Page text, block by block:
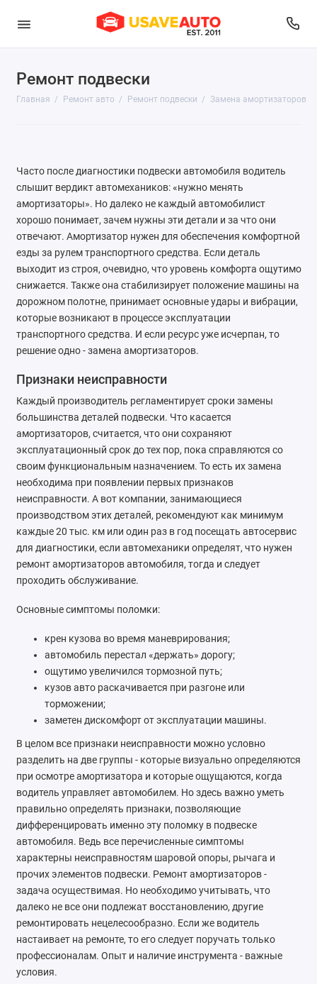
Ремонт подвески
Главная Ремонт авто Ремонт подвески Замена амортизаторов
Диагностика
Ремонт двигателя
Ремонт и обслуживание топливной системы
Ремонт подвески
Ремонт рулевого управления
Ремонт системы охлаждения и отопления
Ремонт тормозной системы
Ремонт электрооборудования
Часто после диагностики подвески автомобиля водитель
слышит вердикт автомехаников: «нужно менять
амортизаторы». Но далеко не каждый автомобилист
хорошо понимает, зачем нужны эти детали и за что они
отвечают. Амортизатор нужен для обеспечения комфортной
езды за рулем транспортного средства. Если деталь
выходит из строя, очевидно, что уровень комфорта ощутимо
снижается. Также она стабилизирует положение машины на
дорожном полотне, принимает основные удары и вибрации,
которые возникают в процессе эксплуатации
транспортного средства. И если ресурс уже исчерпан, то
решение одно - замена амортизаторов.
Признаки неисправности
Каждый производитель регламентирует сроки замены
большинства деталей подвески. Что касается
амортизаторов, считается, что они сохраняют
эксплуатационный срок до тех пор, пока справляются со
своим функциональным назначением. То есть их замена
необходима при появлении первых признаков
неисправности. А вот компании, занимающиеся
производством этих деталей, рекомендуют как минимум
каждые 20 тыс. км или один раз в год посещать автосервис
для диагностики, если автомеханики определят, что нужен
ремонт амортизаторов автомобиля, тогда и следует
проходить обслуживание.
Основные симптомы поломки:
крен кузова во время маневрирования;
автомобиль перестал «держать» дорогу;
ощутимо увеличился тормозной путь;
кузов авто раскачивается при разгоне или
торможении;
заметен дискомфорт от эксплуатации машины.
В целом все признаки неисправности можно условно
разделить на две группы - которые визуально определяются
при осмотре амортизатора и которые ощущаются, когда
водитель управляет автомобилем. Но здесь важно уметь
правильно определять признаки, позволяющие
дифференцировать именно эту поломку в подвеске
автомобиля. Ведь все перечисленные симптомы
характерны неисправностям шаровой опоры, рычага и
прочих элементов подвески. Ремонт амортизаторов -
задача осуществимая. Но необходимо учитывать, что
далеко не все они подлежат восстановлению, другие
ремонтировать нецелесообразно. Если же водитель
настаивает на ремонте, то его следует поручать только
профессионалам. Опыт и наличие инструмента - важные
условия.